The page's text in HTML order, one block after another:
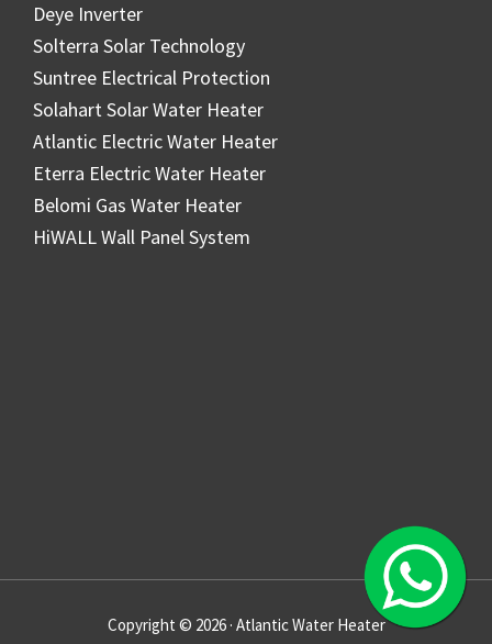
Deye Inverter
Solterra Solar Technology
Suntree Electrical Protection
Solahart Solar Water Heater
Atlantic Electric Water Heater
Eterra Electric Water Heater
Belomi Gas Water Heater
HiWALL Wall Panel System
Copyright © 2026 · Atlantic Water Heater